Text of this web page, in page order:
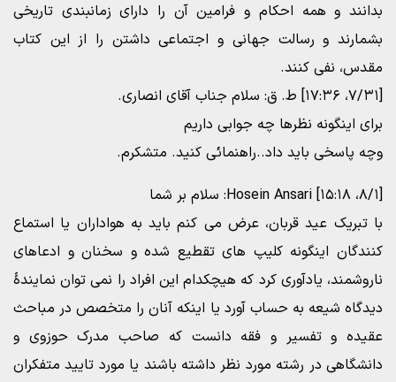
بدانند و همه احکام و فرامین آن را دارای زمانبندی تاریخی
بشمارند و رسالت جهانی و اجتماعی داشتن را از این کتاب
مقدس، نفی کنند.
[۷/۳۱،‏ ۱۷:۳۶] ط. ق: سلام جناب آقای انصاری.
برای اینگونه نظرها چه جوابی داریم
وچه پاسخی باید داد..راهنمائی کنید. متشکرم.
[۸/۱،‏ ۱۵:۱۸] Hosein Ansari: سلام بر شما
با تبریک عید قربان، عرض می کنم باید به هواداران یا استماع
کنندگان اینگونه کلیپ های تقطیع شده و سخنان و ادعاهای
ناروشمند، یادآوری کرد که هیچکدام این افراد را نمی توان نمایندۀ
دیدگاه شیعه به حساب آورد یا اینکه آنان را متخصص در مباحث
عقیده و تفسیر و فقه دانست که صاحب مدرک حوزوی و
دانشگاهی در رشته مورد نظر داشته باشند یا مورد تایید متفکران